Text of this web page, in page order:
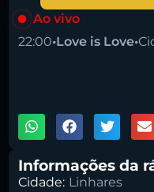
Ao vivo
22:00•Love is Love•
Informações da
Cidade: Linhares